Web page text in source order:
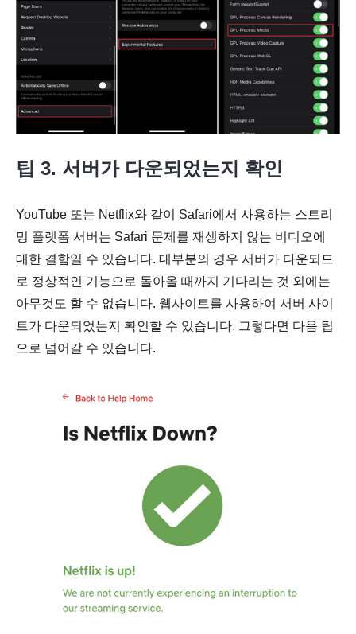
팁 3. 서버가 다운되었는지 확인
YouTube 또는 Netflix와 같이 Safari에서 사용하는 스트리
밍 플랫폼 서버는 Safari 문제를 재생하지 않는 비디오에
대한 결함일 수 있습니다. 대부분의 경우 서버가 다운되므
로 정상적인 기능으로 돌아올 때까지 기다리는 것 외에는
아무것도 할 수 없습니다. 웹사이트를 사용하여 서버 사이
트가 다운되었는지 확인할 수 있습니다. 그렇다면 다음 팁
으로 넘어갈 수 있습니다.